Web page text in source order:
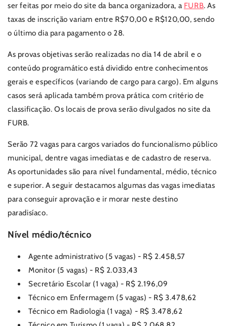
ser feitas por meio do site da banca organizadora, a FURB. As
taxas de inscrição variam entre R$70,00 e R$120,00, sendo
o último dia para pagamento o 28.
As provas objetivas serão realizadas no dia 14 de abril e o
conteúdo programático está dividido entre conhecimentos
gerais e específicos (variando de cargo para cargo). Em alguns
casos será aplicada também prova prática com critério de
classificação. Os locais de prova serão divulgados no site da
FURB.
Serão 72 vagas para cargos variados do funcionalismo público
municipal, dentre vagas imediatas e de cadastro de reserva.
As oportunidades são para nível fundamental, médio, técnico
e superior. A seguir destacamos algumas das vagas imediatas
para conseguir aprovação e ir morar neste destino
paradisíaco.
Nível médio/técnico
Agente administrativo (5 vagas) - R$ 2.458,57
Monitor (5 vagas) - R$ 2.033,43
Secretário Escolar (1 vaga) - R$ 2.196,09
Técnico em Enfermagem (5 vagas) - R$ 3.478,62
Técnico em Radiologia (1 vaga) - R$ 3.478,62